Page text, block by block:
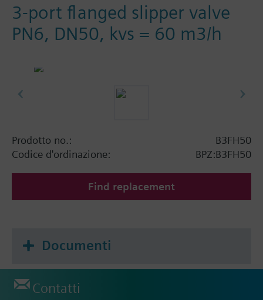
3-port flanged slipper valve
PN6, DN50, kvs = 60 m3/h
Prodotto no.:
B3FH50
Codice d'ordinazione:
BPZ:B3FH50
Find replacement
Documenti
Contatti